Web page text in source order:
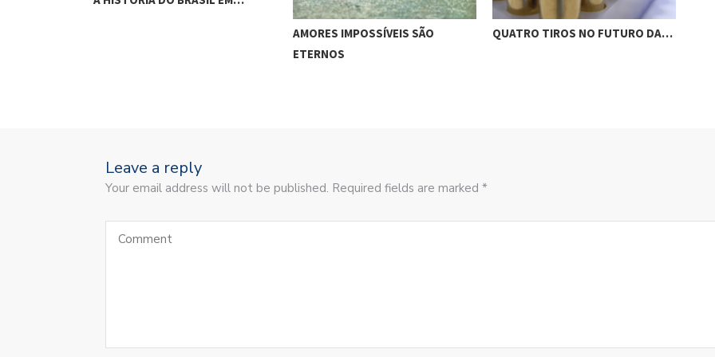
AMORES IMPOSSÍVEIS SÃO
ETERNOS
QUATRO TIROS NO FUTURO DA…
Leave a reply
Your email address will not be published. Required fields are marked *